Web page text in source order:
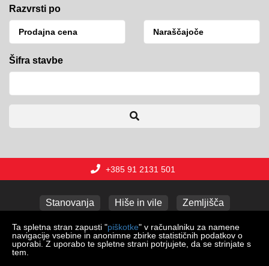
Razvrsti po
Šifra stavbe
+385 91 2131 501
Stanovanja Hiše in vile Zemljišča
Poslovni prostori Apartmaji Garaže
Ta spletna stran zapusti "piškotke" v računalniku za namene
navigacije vsebine in anonimne zbirke statističnih podatkov o
uporabi. Z uporabo te spletne strani potrjujete, da se strinjate s
tem.